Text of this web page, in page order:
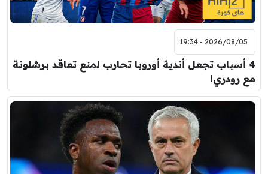
2026/08/05 - 19:34
4 أسباب تجعل أندية أوروبا تحارب لمنع تعاقد برشلونة
مع رودري!